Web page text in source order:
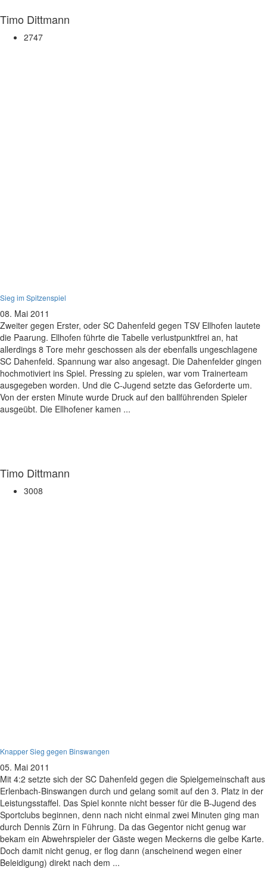
Timo Dittmann
2747
Sieg im Spitzenspiel
08. Mai 2011
Zweiter gegen Erster, oder SC Dahenfeld gegen TSV Ellhofen lautete
die Paarung. Ellhofen führte die Tabelle verlustpunktfrei an, hat
allerdings 8 Tore mehr geschossen als der ebenfalls ungeschlagene
SC Dahenfeld. Spannung war also angesagt. Die Dahenfelder gingen
hochmotiviert ins Spiel. Pressing zu spielen, war vom Trainerteam
ausgegeben worden. Und die C-Jugend setzte das Geforderte um.
Von der ersten Minute wurde Druck auf den ballführenden Spieler
ausgeübt. Die Ellhofener kamen ...
Timo Dittmann
3008
Knapper Sieg gegen Binswangen
05. Mai 2011
Mit 4:2 setzte sich der SC Dahenfeld gegen die Spielgemeinschaft aus
Erlenbach-Binswangen durch und gelang somit auf den 3. Platz in der
Leistungsstaffel. Das Spiel konnte nicht besser für die B-Jugend des
Sportclubs beginnen, denn nach nicht einmal zwei Minuten ging man
durch Dennis Zürn in Führung. Da das Gegentor nicht genug war
bekam ein Abwehrspieler der Gäste wegen Meckerns die gelbe Karte.
Doch damit nicht genug, er flog dann (anscheinend wegen einer
Beleidigung) direkt nach dem ...